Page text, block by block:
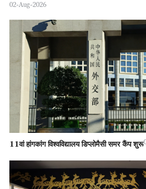
02-Aug-2026
11वां हांगकांग विश्वविद्यालय डिप्लोमैसी समर कैंप शुरू